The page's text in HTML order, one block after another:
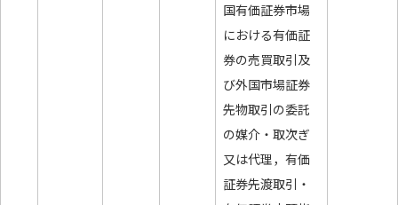
国有価証券市場
における有価証
券の売買取引及
び外国市場証券
先物取引の委託
の媒介・取次ぎ
又は代理，有価
証券先渡取引・